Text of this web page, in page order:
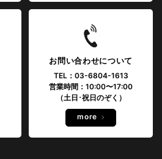
お問い合わせについて
TEL：03-6804-1613
営業時間：10:00〜17:00
（土日･祝日のぞく）
more